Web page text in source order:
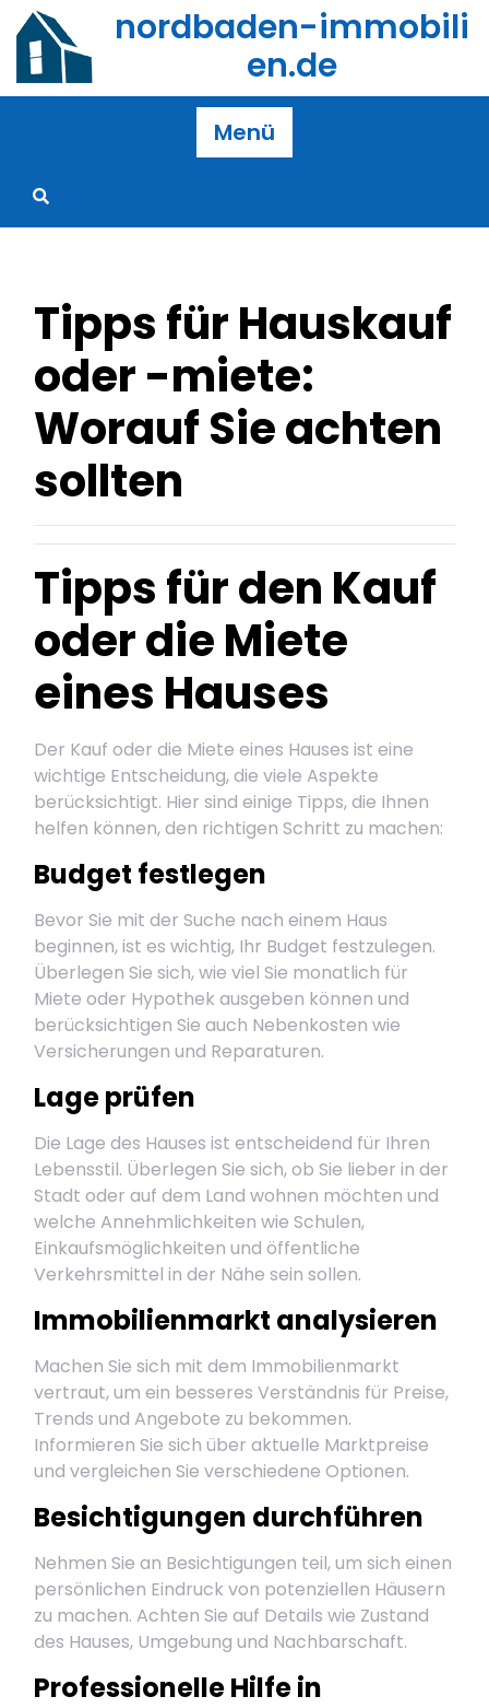
Zum
Inhalt
springen
nordbaden-immobili
en.de
Menü
Tipps für Hauskauf
oder -miete:
Worauf Sie achten
sollten
Tipps für den Kauf
oder die Miete
eines Hauses
Der Kauf oder die Miete eines Hauses ist eine
wichtige Entscheidung, die viele Aspekte
berücksichtigt. Hier sind einige Tipps, die Ihnen
helfen können, den richtigen Schritt zu machen:
Budget festlegen
Bevor Sie mit der Suche nach einem Haus
beginnen, ist es wichtig, Ihr Budget festzulegen.
Überlegen Sie sich, wie viel Sie monatlich für
Miete oder Hypothek ausgeben können und
berücksichtigen Sie auch Nebenkosten wie
Versicherungen und Reparaturen.
Lage prüfen
Die Lage des Hauses ist entscheidend für Ihren
Lebensstil. Überlegen Sie sich, ob Sie lieber in der
Stadt oder auf dem Land wohnen möchten und
welche Annehmlichkeiten wie Schulen,
Einkaufsmöglichkeiten und öffentliche
Verkehrsmittel in der Nähe sein sollen.
Immobilienmarkt analysieren
Machen Sie sich mit dem Immobilienmarkt
vertraut, um ein besseres Verständnis für Preise,
Trends und Angebote zu bekommen.
Informieren Sie sich über aktuelle Marktpreise
und vergleichen Sie verschiedene Optionen.
Besichtigungen durchführen
Nehmen Sie an Besichtigungen teil, um sich einen
persönlichen Eindruck von potenziellen Häusern
zu machen. Achten Sie auf Details wie Zustand
des Hauses, Umgebung und Nachbarschaft.
Professionelle Hilfe in